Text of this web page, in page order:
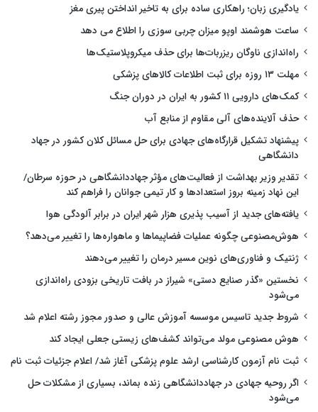
یادگیری زبان؛ راهکاری ساده برای به تاخیر انداختن پیری مغز
ساعت هوشمند اوپو میزان چربی سوزی را اطلاع می دهد
راه‌اندازی ناوگان ریزربات‌ها برای حذف میکروپلاستیک‌ها
مهلت ۱۳ روزه برای ثبت اطلاعات کالاهای پزشکی
کمک‌های دارویی ۱۱ کشور به ایران در دوران جنگ
حذف آلاینده‌های آلی مقاوم از منابع آب
پیشنهاد تشکیل قرارگاه‌های جهادی برای حل مسائل کلان کشور در جهاد
دانشگاهی
تقدیر وزیر بهداشت از فعالیت‌های مؤثر جهاددانشگاهی در حوزه سرطان/
این نهاد زمینه بروز استعدادها و کار تیمی جوانان را فراهم کند
یافته‌های جدید از آسیب پذیری هزار شهر ایران در برابر آلودگی هوا
هوش‌مصنوعی چگونه عملیات فضاپیماها و ماهواره‌ها را تغییر می‌دهد؟
ژنتیک و فناوری‌های نوین مسیر درمان را تغییر می‌دهند
نخستین «گذر صنایع دستی» شیراز در بافت تاریخی بزودی راه‌اندازی
می‌شود
شروط جدید تاسیس موسسه آموزش عالی و صدور مجوز رشته اعلام شد
هوش مصنوعی مولد می‌تواند کشف‌های زیستی جعلی ایجاد کند
ثبت نام آزمون کارشناسی ارشد علوم پزشکی آغاز شد/ اعلام جزئیات ثبت نام
اگر روحیه جهادی در جهاددانشگاهی زنده بماند، بسیاری از مشکلات حل
می‌شود